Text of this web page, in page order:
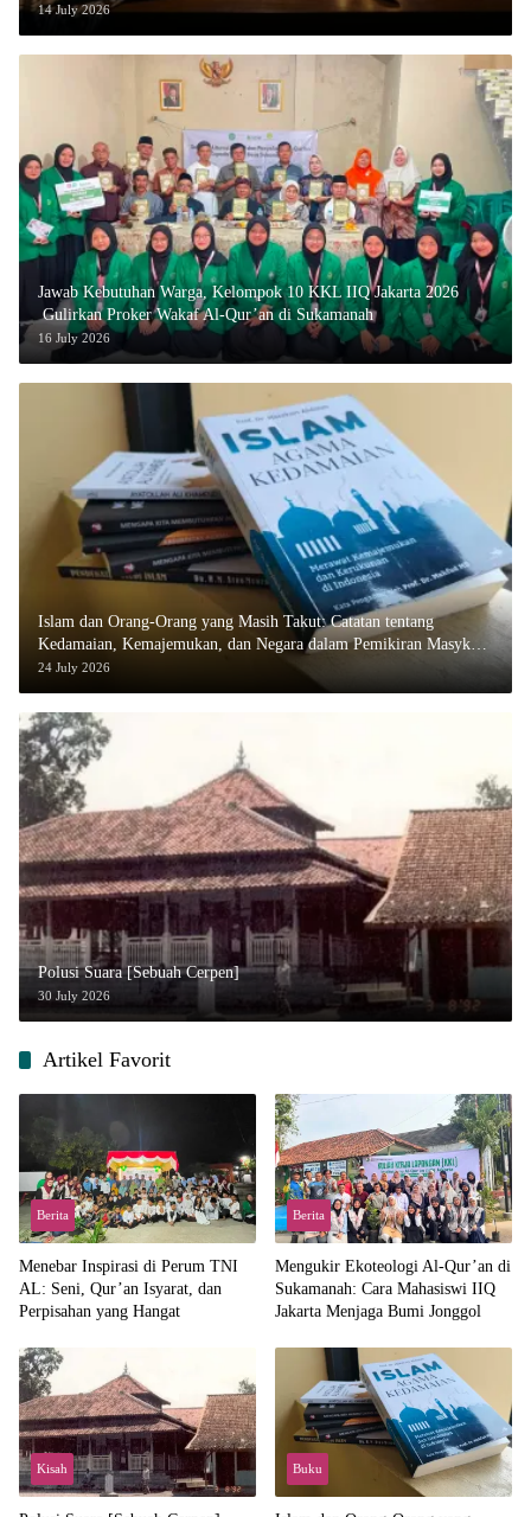
14 July 2026
Jawab Kebutuhan Warga, Kelompok 10 KKL IIQ Jakarta 2026
Gulirkan Proker Wakaf Al-Qur’an di Sukamanah
16 July 2026
Islam dan Orang-Orang yang Masih Takut: Catatan tentang
Kedamaian, Kemajemukan, dan Negara dalam Pemikiran Masykuri
Abdillah
24 July 2026
Polusi Suara [Sebuah Cerpen]
30 July 2026
Artikel Favorit
Berita
Menebar Inspirasi di Perum TNI
AL: Seni, Qur’an Isyarat, dan
Perpisahan yang Hangat
Berita
Mengukir Ekoteologi Al-Qur’an di
Sukamanah: Cara Mahasiswi IIQ
Jakarta Menjaga Bumi Jonggol
Kisah Buku